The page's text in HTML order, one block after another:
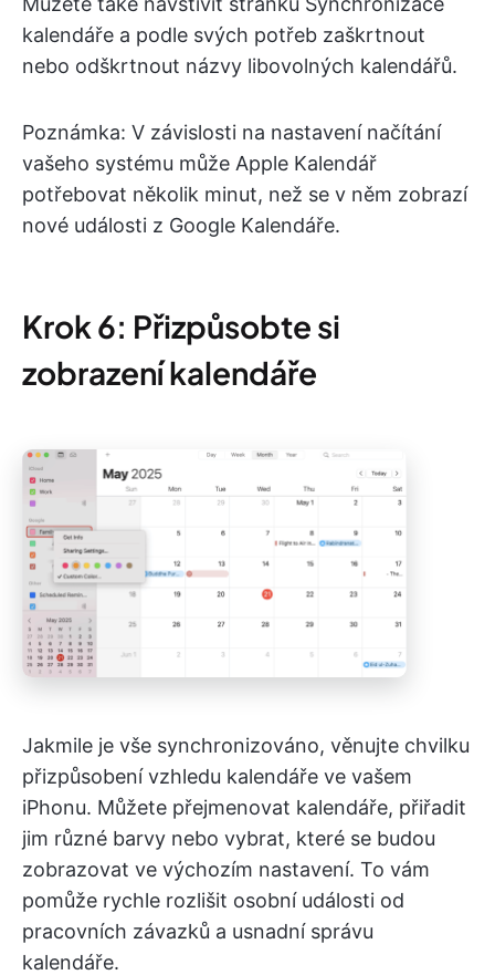
kalendáře a podle svých potřeb zaškrtnout
nebo odškrtnout názvy libovolných kalendářů.
Poznámka: V závislosti na nastavení načítání
vašeho systému může Apple Kalendář
potřebovat několik minut, než se v něm zobrazí
nové události z Google Kalendáře.
Krok 6: Přizpůsobte si
zobrazení kalendáře
Jakmile je vše synchronizováno, věnujte chvilku
přizpůsobení vzhledu kalendáře ve vašem
iPhonu. Můžete přejmenovat kalendáře, přiřadit
jim různé barvy nebo vybrat, které se budou
zobrazovat ve výchozím nastavení. To vám
pomůže rychle rozlišit osobní události od
pracovních závazků a usnadní správu
kalendáře.